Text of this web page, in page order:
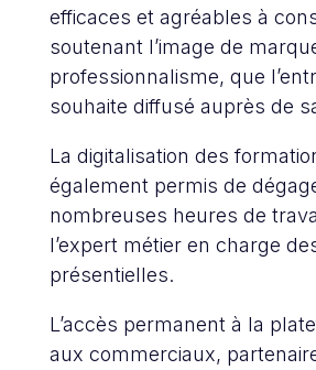
efficaces et agréables à
soutenant l’image de
professionnalisme, que
souhaite diffusé auprès de
La digitalisation des
également permis de
nombreuses heures de
l’expert métier en charge
présentielles.
L’accès permanent à la
aux commerciaux,